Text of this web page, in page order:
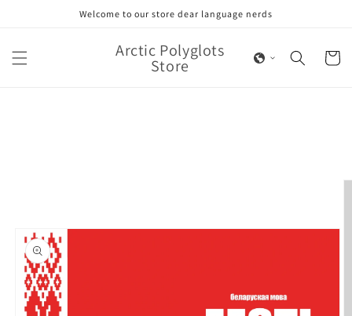
Welcome to our store dear language nerds
Arctic Polyglots
Store Cart